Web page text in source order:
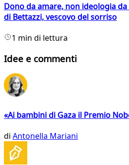
Dono da amare, non ideologia
di Bettazzi, vescovo del sorriso
1 min di lettura
Idee e commenti
«Ai bambini di Gaza il Premio
di Antonella Mariani